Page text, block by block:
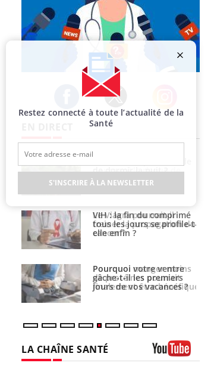
Facebook Twitter Instagram
pourquoi le risque de
noyade grimpe-t-il ?
Le Viagra pourrait-il
freiner la propagation du
cancer ?
Pourquoi manger moins
de protéines pourrait
finalement être bénéfique
Restez connecté à toute l’actualité de la
Santé
S'INSCRIRE À LA NEWSLETTER